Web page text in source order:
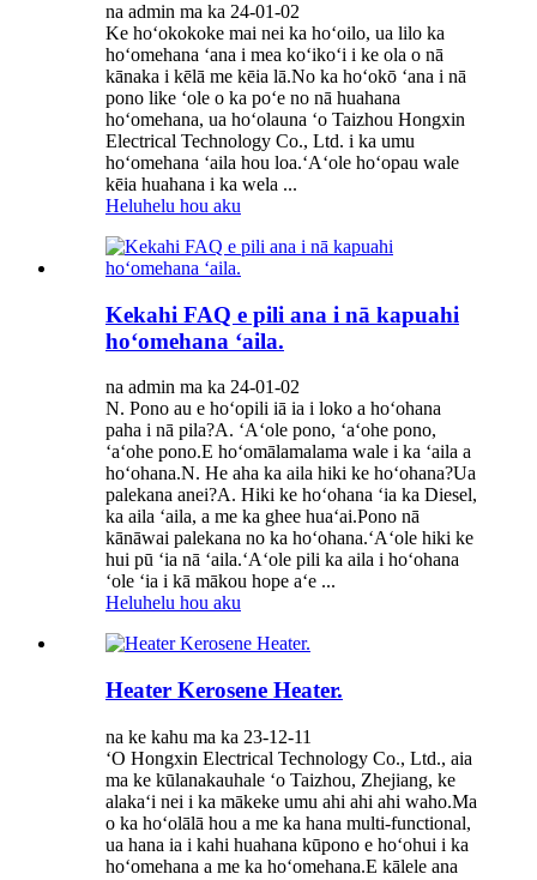
na admin ma ka 24-01-02
Ke hoʻokokoke mai nei ka hoʻoilo, ua lilo ka
hoʻomehana ʻana i mea koʻikoʻi i ke ola o nā
kānaka i kēlā me kēia lā.No ka hoʻokō ʻana i nā
pono like ʻole o ka poʻe no nā huahana
hoʻomehana, ua hoʻolauna ʻo Taizhou Hongxin
Electrical Technology Co., Ltd. i ka umu
hoʻomehana ʻaila hou loa.ʻAʻole hoʻopau wale
kēia huahana i ka wela ...
Heluhelu hou aku
Kekahi FAQ e pili ana i nā kapuahi
hoʻomehana ʻaila.
na admin ma ka 24-01-02
N. Pono au e hoʻopili iā ia i loko a hoʻohana
paha i nā pila?A. ʻAʻole pono, ʻaʻohe pono,
ʻaʻohe pono.E hoʻomālamalama wale i ka ʻaila a
hoʻohana.N. He aha ka aila hiki ke hoʻohana?Ua
palekana anei?A. Hiki ke hoʻohana ʻia ka Diesel,
ka aila ʻaila, a me ka ghee huaʻai.Pono nā
kānāwai palekana no ka hoʻohana.ʻAʻole hiki ke
hui pū ʻia nā ʻaila.ʻAʻole pili ka aila i hoʻohana
ʻole ʻia i kā mākou hope aʻe ...
Heluhelu hou aku
Heater Kerosene Heater.
na ke kahu ma ka 23-12-11
ʻO Hongxin Electrical Technology Co., Ltd., aia
ma ke kūlanakauhale ʻo Taizhou, Zhejiang, ke
alakaʻi nei i ka mākeke umu ahi ahi ahi waho.Ma
o ka hoʻolālā hou a me ka hana multi-functional,
ua hana ia i kahi huahana kūpono e hoʻohui i ka
hoʻomehana a me ka hoʻomehana.E kālele ana